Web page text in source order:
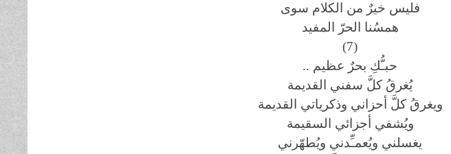
فليس خيرٌ من الكلام سوى
همسُنا الحرّ المفيد
(7)
حبـُّكِ بحرٌ عظيم ..
يُغرقُ كلَّ سفني القديمة
ويغرقُ كلَّ أحزاني وذكرياتي القديمة
ويُشفي أجزائي السقيمة
يغسلني ويُعمـِّدني ويُطهّرني